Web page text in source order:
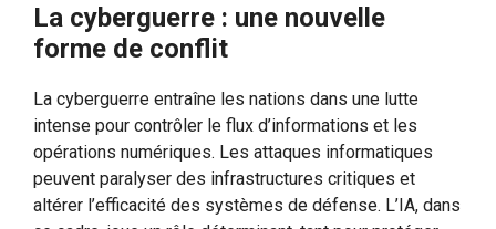
La cyberguerre : une nouvelle
forme de conflit
La cyberguerre entraîne les nations dans une lutte
intense pour contrôler le flux d’informations et les
opérations numériques. Les attaques informatiques
peuvent paralyser des infrastructures critiques et
altérer l’efficacité des systèmes de défense. L’IA, dans